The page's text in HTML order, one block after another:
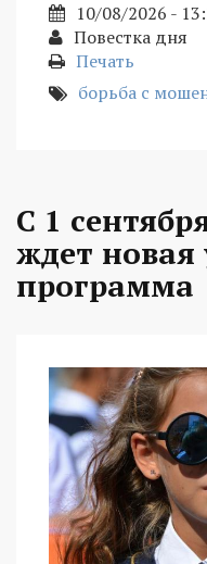
10/08/2026 -
Повестка дня
Печать
борьба с
С 1
ждет новая
программа